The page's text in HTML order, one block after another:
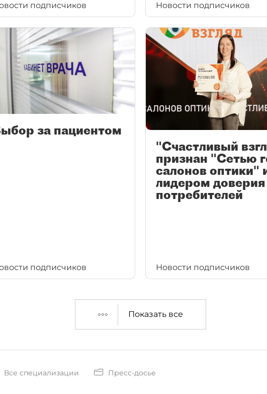
подписчиков Новости подписчиков
за пациентом
подписчиков
"Счастливый
признан "Сетью
салонов оптики"
лидером доверия
потребителей
Новости подписчиков
Показать все
Все специализации Пресс-досье